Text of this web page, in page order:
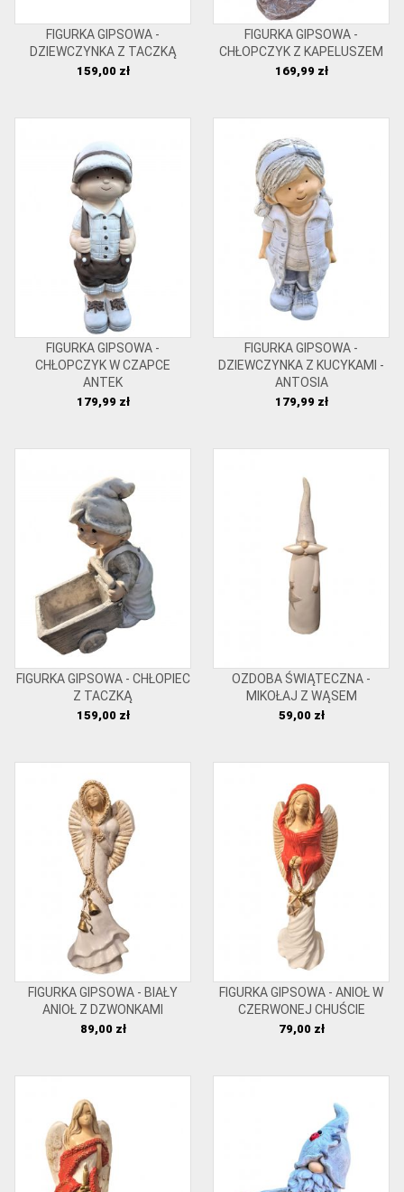
FIGURKA GIPSOWA -
DZIEWCZYNKA Z TACZKĄ
Cena
159,00 zł
FIGURKA GIPSOWA -
CHŁOPCZYK Z KAPELUSZEM
Cena
169,99 zł
FIGURKA GIPSOWA -
CHŁOPCZYK W CZAPCE
ANTEK
Cena
179,99 zł
FIGURKA GIPSOWA -
DZIEWCZYNKA Z KUCYKAMI -
ANTOSIA
Cena
179,99 zł
FIGURKA GIPSOWA - CHŁOPIEC
Z TACZKĄ
Cena
159,00 zł
OZDOBA ŚWIĄTECZNA -
MIKOŁAJ Z WĄSEM
Cena
59,00 zł
FIGURKA GIPSOWA - BIAŁY
ANIOŁ Z DZWONKAMI
Cena
89,00 zł
FIGURKA GIPSOWA - ANIOŁ W
CZERWONEJ CHUŚCIE
Cena
79,00 zł